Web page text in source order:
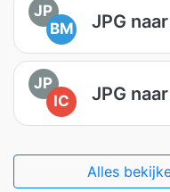
JP
BM
JPG
JP
IC
JPG
Alles